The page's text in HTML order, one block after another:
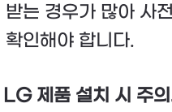
받는 경우가 많아 사
확인해야 합니다.
LG 제품 설치 시 주